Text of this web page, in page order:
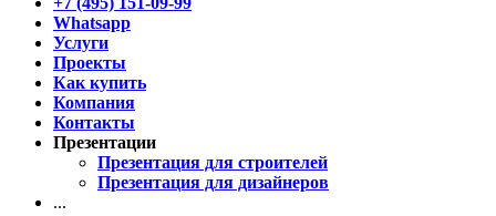
Whatsapp
Услуги
Проекты
Как купить
Компания
Контакты
Презентации
Презентация для строителей
Презентация для дизайнеров
...